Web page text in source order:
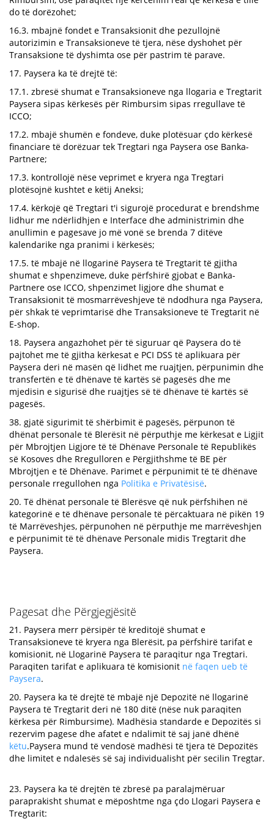
do të dorëzohet;
16.3. mbajnë fondet e Transaksionit dhe pezullojnë
autorizimin e Transaksioneve të tjera, nëse dyshohet për
Transaksione të dyshimta ose për pastrim të parave.
17. Paysera ka të drejtë të:
17.1. zbresë shumat e Transaksioneve nga llogaria e Tregtarit
Paysera sipas kërkesës për Rimbursim sipas rregullave të
ICCO;
17.2. mbajë shumën e fondeve, duke plotësuar çdo kërkesë
financiare të dorëzuar tek Tregtari nga Paysera ose Banka-
Partnere;
17.3. kontrollojë nëse veprimet e kryera nga Tregtari
plotësojnë kushtet e këtij Aneksi;
17.4. kërkojë që Tregtari t'i sigurojë procedurat e brendshme
lidhur me ndërlidhjen e Interface dhe administrimin dhe
anullimin e pagesave jo më vonë se brenda 7 ditëve
kalendarike nga pranimi i kërkesës;
17.5. të mbajë në llogarinë Paysera të Tregtarit të gjitha
shumat e shpenzimeve, duke përfshirë gjobat e Banka-
Partnere ose ICCO, shpenzimet ligjore dhe shumat e
Transaksionit të mosmarrëveshjeve të ndodhura nga Paysera,
për shkak të veprimtarisë dhe Transaksioneve të Tregtarit në
E-shop.
18. Paysera angazhohet për të siguruar që Paysera do të
pajtohet me të gjitha kërkesat e PCI DSS të aplikuara për
Paysera deri në masën që lidhet me ruajtjen, përpunimin dhe
transfertën e të dhënave të kartës së pagesës dhe me
mjedisin e sigurisë dhe ruajtjes së të dhënave të kartës së
pagesës.
38. gjatë sigurimit të shërbimit ë pagesës, përpunon të
dhënat personale të Blerësit në përputhje me kërkesat e Ligjit
për Mbrojtjen Ligjore të të Dhënave Personale të Republikës
së Kosoves dhe Rregulloren e Përgjithshme të BE për
Mbrojtjen e të Dhënave. Parimet e përpunimit të të dhënave
personale rregullohen nga Politika e Privatësisë.
20. Të dhënat personale të Blerësve që nuk përfshihen në
kategorinë e të dhënave personale të përcaktuara në pikën 19
të Marrëveshjes, përpunohen në përputhje me marrëveshjen
e përpunimit të të dhënave Personale midis Tregtarit dhe
Paysera.
Pagesat dhe Përgjegjësitë
21. Paysera merr përsipër të kreditojë shumat e
Transaksioneve të kryera nga Blerësit, pa përfshirë tarifat e
komisionit, në Llogarinë Paysera të paraqitur nga Tregtari.
Paraqiten tarifat e aplikuara të komisionit në faqen ueb të
Paysera.
20. Paysera ka të drejtë të mbajë një Depozitë në llogarinë
Paysera të Tregtarit deri në 180 ditë (nëse nuk paraqiten
kërkesa për Rimbursime). Madhësia standarde e Depozitës si
rezervim pagese dhe afatet e ndalimit të saj janë dhënë
këtu.Paysera mund të vendosë madhësi të tjera të Depozitës
dhe limitet e ndalesës së saj individualisht për secilin Tregtar.
23. Paysera ka të drejtën të zbresë pa paralajmëruar
paraprakisht shumat e mëposhtme nga çdo Llogari Paysera e
Tregtarit: